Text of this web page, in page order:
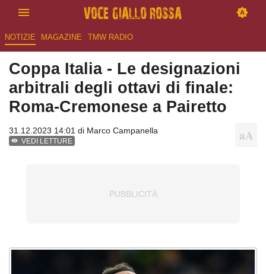
NOTIZIE MAGAZINE TMW RADIO
Coppa Italia - Le designazioni
arbitrali degli ottavi di finale:
Roma-Cremonese a Pairetto
31.12.2023 14:01 di Marco Campanella
VEDI LETTURE